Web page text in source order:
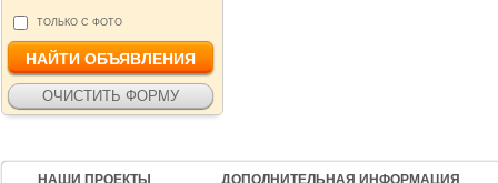
ТОЛЬКО С ФОТО
НАШИ ПРОЕКТЫ
ДОПОЛНИТЕЛЬНАЯ ИНФОРМАЦИЯ